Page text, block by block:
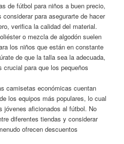
de fútbol para niños a buen precio,
para asegurarte de hacer
verifica la calidad del material.
o mezcla de algodón suelen
los niños que están en constante
de que la talla sea la adecuada,
para que los pequeños
camisetas económicas cuentan
los equipos más populares, lo cual
jóvenes aficionados al fútbol. No
diferentes tiendas y considerar
ofrecen descuentos